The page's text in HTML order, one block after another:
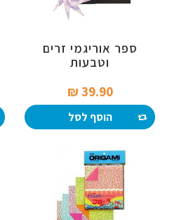
ספר אוריגמי זרים
וטבעות
39.90 ₪‎
הוסף לסל